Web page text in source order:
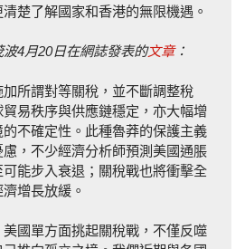
楚了解國家和香港的無限機遇。
4月20日在網誌發表的文章：
所謂對等關稅，並不斷調整稅
易秩序與供應鏈穩定，亦大幅增
不確定性。此種魯莽的保護主義
，不少經濟分析師預測美國通脹
能步入衰退；關稅戰也將衝擊全
增長放緩。
國單方面挑起關稅戰，不僅反噬